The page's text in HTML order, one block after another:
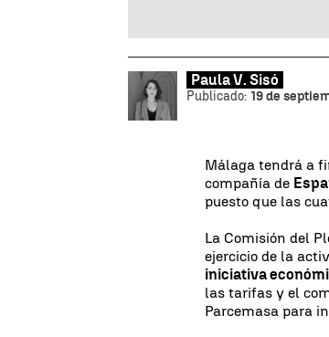
Paula V. Sisó
Publicado: 19 de
Málaga tendrá a
compañía de
puesto que las
La Comisión del
ejercicio de la
iniciativa
las tarifas y el
Parcemasa para